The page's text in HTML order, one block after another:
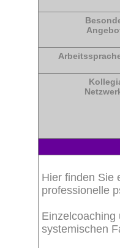
Hier finden Sie
professionelle
Einzelcoaching
systemischen